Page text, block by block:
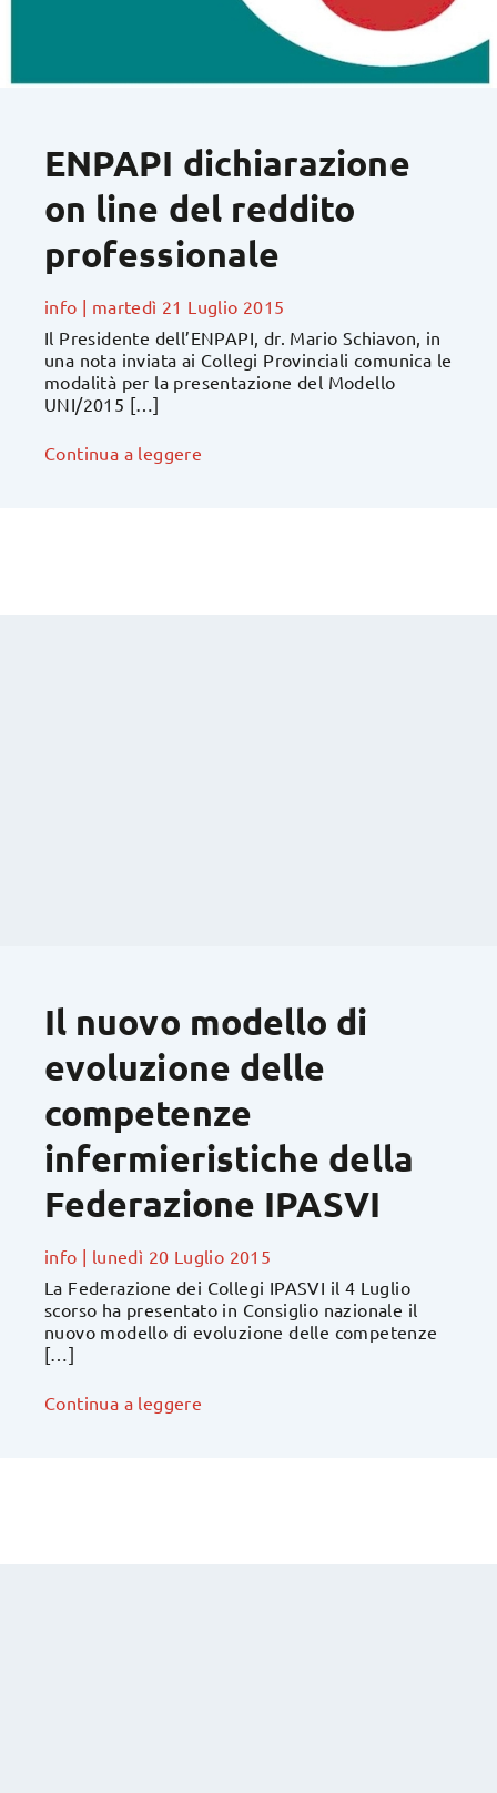
ENPAPI dichiarazione
on line del reddito
professionale
info | martedì 21 Luglio 2015
Il Presidente dell’ENPAPI, dr. Mario Schiavon, in
una nota inviata ai Collegi Provinciali comunica le
modalità per la presentazione del Modello
UNI/2015 […]
Continua a leggere
Il nuovo modello di
evoluzione delle
competenze
infermieristiche della
Federazione IPASVI
info | lunedì 20 Luglio 2015
La Federazione dei Collegi IPASVI il 4 Luglio
scorso ha presentato in Consiglio nazionale il
nuovo modello di evoluzione delle competenze
[…]
Continua a leggere